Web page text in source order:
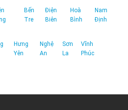
Bến
Tre
Điện
Biên
Hoà
Bình
Nam
Định
Hưng
Yên
Nghệ
An
Sơn
La
Vĩnh
Phúc